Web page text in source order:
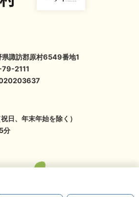
諏訪郡原村6549番地1
2111
日、年末年始を除く）
分